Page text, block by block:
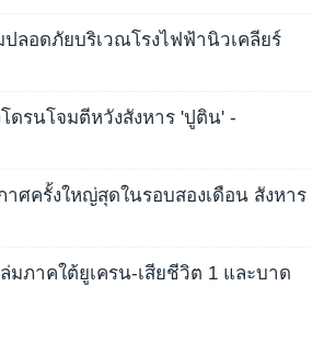
มปลอดภัยบริเวณโรงไฟฟ้านิวเคลียร์
โดรนโจมตีหวังสังหาร 'ปูติน' -
าศครั้งใหญ่สุดในรอบสองเดือน สังหาร
มภาคใต้ยูเครน-เสียชีวิต 1 และบาด